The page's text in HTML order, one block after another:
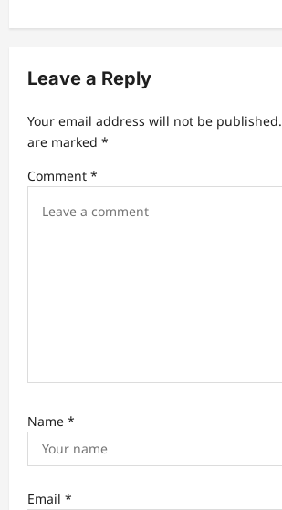
v
g
a
t
i
Leave a Reply
Your email address will not be published.
are marked *
Comment *
Name *
Email *